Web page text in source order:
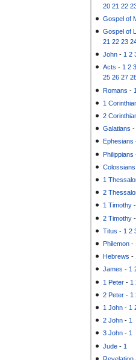
20 21 22
Gospel of
Gospel of
21 22 23
John - 1 2
Acts - 1 2
25 26 27
Romans -
1
2
Galatians
Ephesians
Philippians
Colossians
1
2
1 Timothy
2 Timothy
Titus - 1 2
Philemon -
Hebrews -
James -1
1 Peter - 1
2 Peter - 1
1 John - 1
2 John - 1
3 John -1
Jude - 1